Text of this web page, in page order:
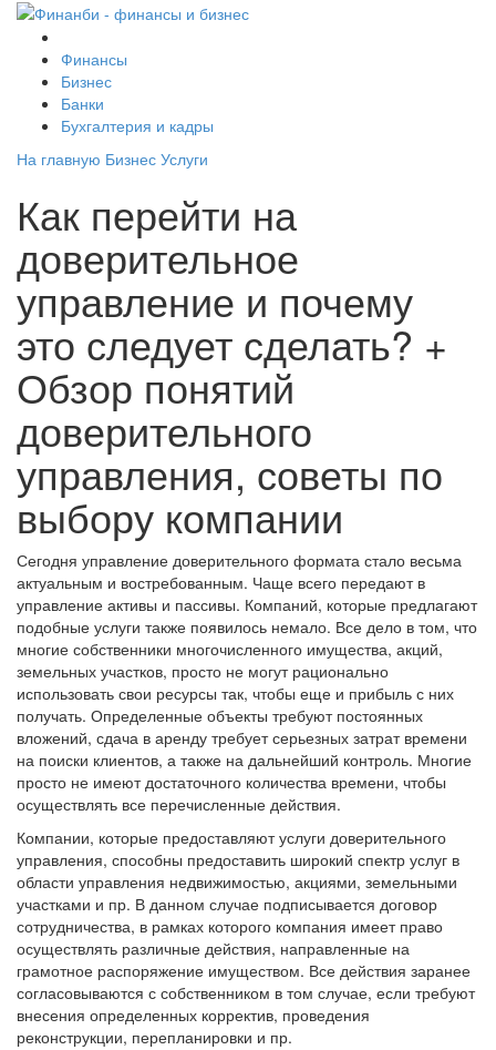
Финансы
Бизнес
Банки
Бухгалтерия и кадры
На главную Бизнес Услуги
Как перейти на
доверительное
управление и почему
это следует сделать? +
Обзор понятий
доверительного
управления, советы по
выбору компании
Сегодня управление доверительного формата стало весьма
актуальным и востребованным. Чаще всего передают в
управление активы и пассивы. Компаний, которые предлагают
подобные услуги также появилось немало. Все дело в том, что
многие собственники многочисленного имущества, акций,
земельных участков, просто не могут рационально
использовать свои ресурсы так, чтобы еще и прибыль с них
получать. Определенные объекты требуют постоянных
вложений, сдача в аренду требует серьезных затрат времени
на поиски клиентов, а также на дальнейший контроль. Многие
просто не имеют достаточного количества времени, чтобы
осуществлять все перечисленные действия.
Компании, которые предоставляют услуги доверительного
управления, способны предоставить широкий спектр услуг в
области управления недвижимостью, акциями, земельными
участками и пр. В данном случае подписывается договор
сотрудничества, в рамках которого компания имеет право
осуществлять различные действия, направленные на
грамотное распоряжение имуществом. Все действия заранее
согласовываются с собственником в том случае, если требуют
внесения определенных корректив, проведения
реконструкции, перепланировки и пр.